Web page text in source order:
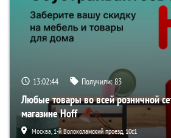
13:02:43 Получили:83
Любые товары во всей розничной
магазине Hoff
Москва, 1-й Волоколамский проезд, 10с1